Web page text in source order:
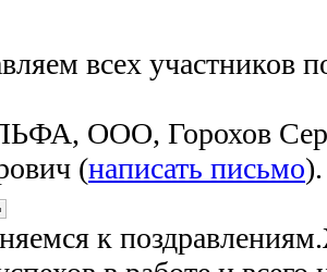
всех участников
ООО, Горохов
(написать письмо
к